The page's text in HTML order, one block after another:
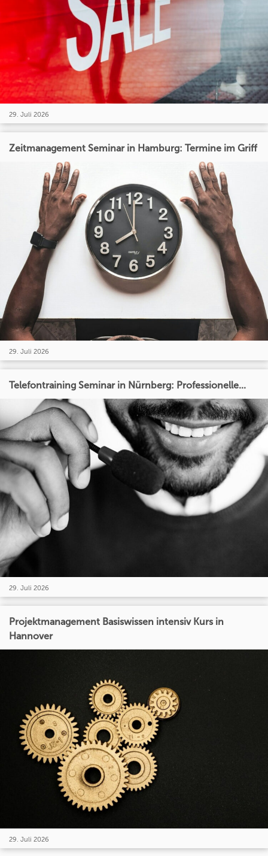
29. Juli 2026
Zeitmanagement Seminar in Hamburg: Termine im Griff
29. Juli 2026
Telefontraining Seminar in Nürnberg: Professionelle...
29. Juli 2026
Projektmanagement Basiswissen intensiv Kurs in
Hannover
29. Juli 2026